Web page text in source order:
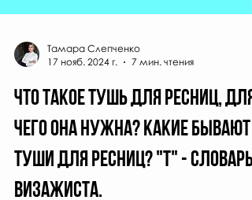
17 нояб. 2024 г.
7 мин. чтения
Что такое тушь для ресниц, для
чего она нужна? Какие бывают
туши для ресниц? "Т" - СЛОВАРЬ